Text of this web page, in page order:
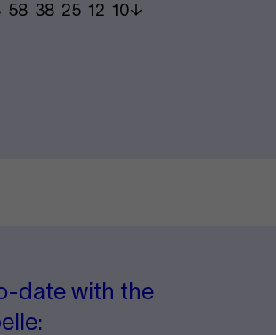
58 38 25​ 12 10
date with the